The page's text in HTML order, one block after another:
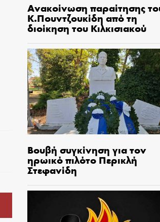
Ανακοίνωση παραίτησης
Κ.Πουντζουκίδη από τη
διοίκηση του Κιλκισιακού
Βουβή συγκίνηση για τον
ηρωικό πιλότο Περικλή
Στεφανίδη